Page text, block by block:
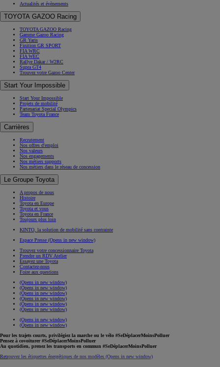
Actualités et évènements
TOYOTA GAZOO Racing
TOYOTA GAZOO Racing
Gamme Gazoo Racing
GR Yaris
Finition GR SPORT
FIA WRC
FIA WEC
Rallye Dakar / W2RC
Supra GT4
Trouvez votre Gazoo Center
Start Your Impossible
Start Your Impossible
Projets de mobilité
Partenariat Special Olympics
Team Toyota France
Carrières
Recrutement
Nos offres d'emploi
Nos valeurs
Nos engagements
Nos métiers supports
Nos métiers dans le réseau de concession
Le Groupe Toyota
A propos de nous
Histoire
Toyota en Europe
Toyota et vous
Toyota en France
Toujours plus loin
KINTO, la solution de mobilité sans contrainte
Espace Presse (Opens in new window)
Trouvez votre concessionnaire Toyota
Prendre un RDV Atelier
Essayez une Toyota
Contactez-nous
Foire aux questions
(Opens in new window)
(Opens in new window)
(Opens in new window)
(Opens in new window)
(Opens in new window)
(Opens in new window)
(Opens in new window)
(Opens in new window)
Pour les trajets courts, privilégiez la marche ou le vélo #SeDéplacerMoinsPolluer
Pensez à covoiturer #SeDéplacerMoinsPolluer
Au quotidien, prenez les transports en commun #SeDéplacerMoinsPolluer
Retrouvez les étiquettes énergétiques de nos modèles (Opens in new window)